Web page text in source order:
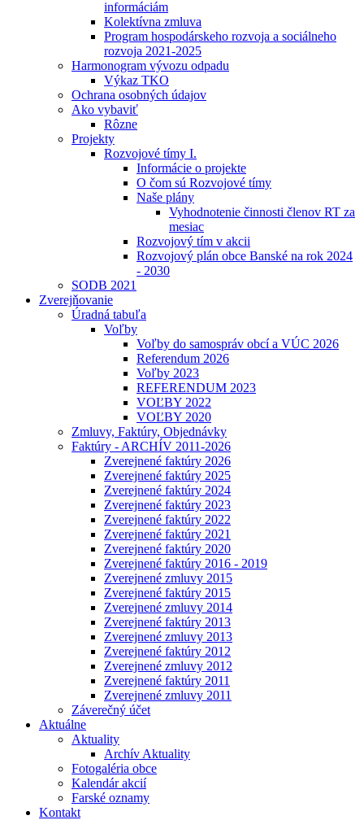
informáciám
Kolektívna zmluva
Program hospodárskeho rozvoja a sociálneho
rozvoja 2021-2025
Harmonogram vývozu odpadu
Výkaz TKO
Ochrana osobných údajov
Ako vybaviť
Rôzne
Projekty
Rozvojové tímy I.
Informácie o projekte
O čom sú Rozvojové tímy
Naše plány
Vyhodnotenie činnosti členov RT za
mesiac
Rozvojový tím v akcii
Rozvojový plán obce Banské na rok 2024
- 2030
SODB 2021
Zverejňovanie
Úradná tabuľa
Voľby
Voľby do samospráv obcí a VÚC 2026
Referendum 2026
Voľby 2023
REFERENDUM 2023
VOĽBY 2022
VOĽBY 2020
Zmluvy, Faktúry, Objednávky
Faktúry - ARCHÍV 2011-2026
Zverejnené faktúry 2026
Zverejnené faktúry 2025
Zverejnené faktúry 2024
Zverejnené faktúry 2023
Zverejnené faktúry 2022
Zverejnené faktúry 2021
Zverejnené faktúry 2020
Zverejnené faktúry 2016 - 2019
Zverejnené zmluvy 2015
Zverejnené faktúry 2015
Zverejnené zmluvy 2014
Zverejnené faktúry 2013
Zverejnené zmluvy 2013
Zverejnené faktúry 2012
Zverejnené zmluvy 2012
Zverejnené faktúry 2011
Zverejnené zmluvy 2011
Záverečný účet
Aktuálne
Aktuality
Archív Aktuality
Fotogaléria obce
Kalendár akcií
Farské oznamy
Kontakt